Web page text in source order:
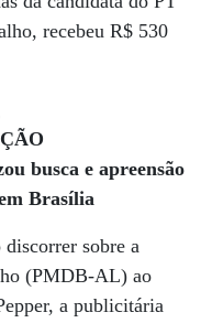
recebeu R$ 530
busca e apreensão
Brasília
sobre a
(PMDB-AL) ao
a publicitária